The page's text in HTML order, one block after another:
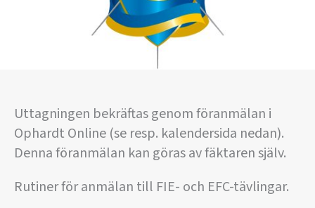
Uttagningen bekräftas genom föranmälan i
Ophardt Online (se resp. kalendersida nedan).
Denna föranmälan kan göras av fäktaren själv.
Rutiner för anmälan till FIE- och EFC-tävlingar.